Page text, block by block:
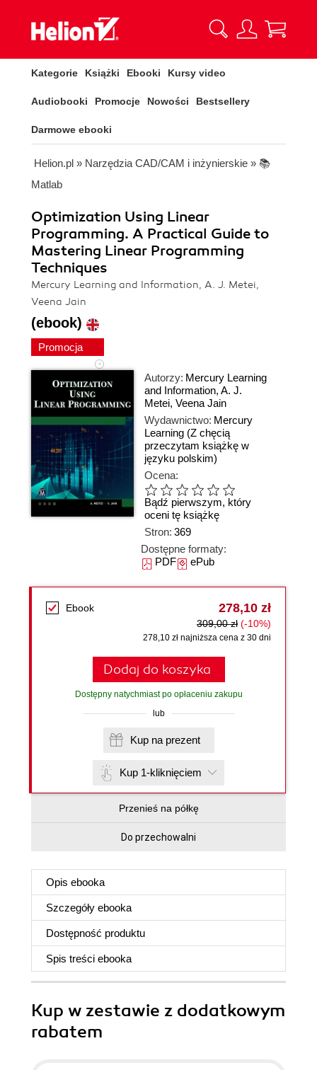
Kategorie Książki Ebooki Kursy video
Audiobooki Promocje Nowości Bestsellery
Darmowe ebooki
Helion.pl » Narzędzia CAD/CAM i inżynierskie » 📚
Matlab
Optimization Using Linear
Programming. A Practical Guide to
Mastering Linear Programming
Techniques
Mercury Learning and Information, A. J. Metei,
Veena Jain
(ebook)
Promocja
Autorzy: Mercury Learning
and Information, A. J.
Metei, Veena Jain
Wydawnictwo: Mercury
Learning (Z chęcią
przeczytam książkę w
języku polskim)
Ocena:
Bądź pierwszym, który
oceni tę książkę
Stron: 369
Dostępne formaty:
PDFePub
Ebook 278,10 zł
309,00 zł (-10%)
278,10 zł najniższa cena z 30 dni
Dodaj do koszyka
Dostępny natychmiast po opłaceniu zakupu
lub
Kup na prezent
Kup 1-kliknięciem
Przenieś na półkę
Do przechowalni
Opis ebooka
Szczegóły ebooka
Dostępność produktu
Spis treści ebooka
Kup w zestawie z dodatkowym
rabatem